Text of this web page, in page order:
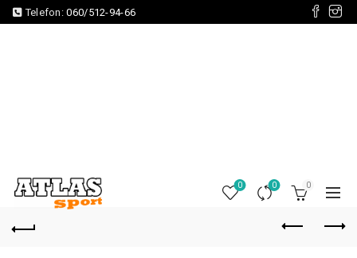
Telefon:060/512-94-66
0 0 0